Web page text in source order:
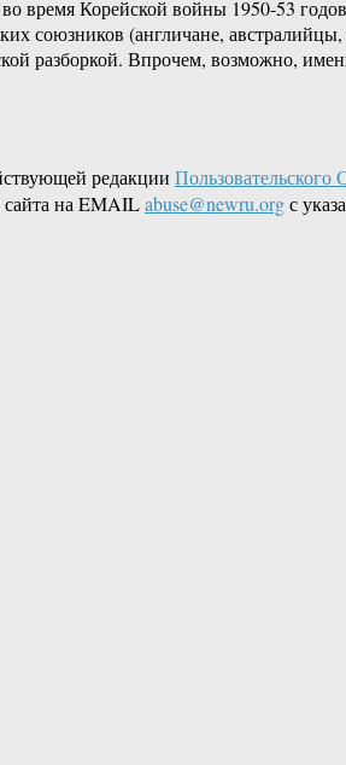
время Корейской войны 1950-53
союзников (англичане,
разборкой. Впрочем, возможно,
редакции Пользовательского
на EMAILabuse@newru.orgс